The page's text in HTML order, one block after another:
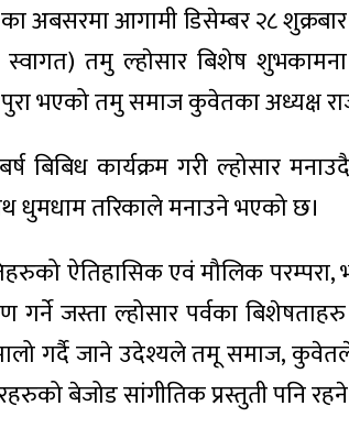
अबसरमा आगामी डिसेम्बर २८
तमु ल्हाेसार बिशेष
पुरा भएको तमु समाज कुवेतका अध्यक्ष
बिबिध कार्यक्रम गरी ल्होसार
धुमधाम तरिकाले मनाउने भएको छ।
ऐतिहासिक एवं मौलिक परम्परा,
गर्ने जस्ता ल्होसार पर्वका
गर्दै जाने उदेश्यले तमू समाज,
बेजोड सांगीतिक प्रस्तुती पनि